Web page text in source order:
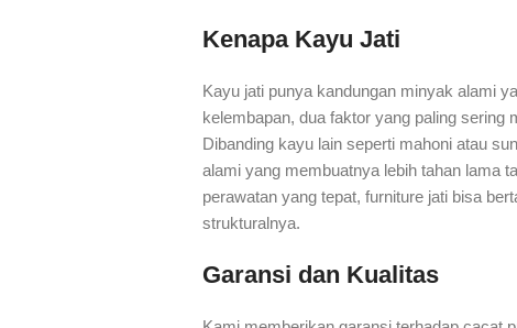
Kenapa Kayu Jati
Kayu jati punya kandungan minyak alami
kelembapan, dua faktor yang paling sering
Dibanding kayu lain seperti mahoni atau
alami yang membuatnya lebih tahan lama
perawatan yang tepat, furniture jati bisa
strukturalnya.
Garansi dan Kualitas